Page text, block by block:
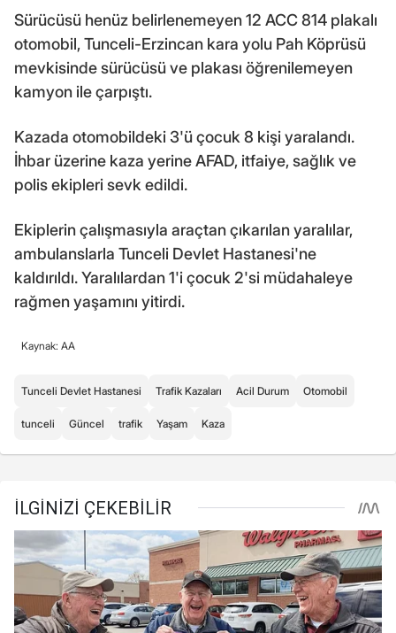
Sürücüsü henüz belirlenemeyen 12 ACC 814 plakalı
otomobil, Tunceli-Erzincan kara yolu Pah Köprüsü
mevkisinde sürücüsü ve plakası öğrenilemeyen
kamyon ile çarpıştı.
Kazada otomobildeki 3'ü çocuk 8 kişi yaralandı.
İhbar üzerine kaza yerine AFAD, itfaiye, sağlık ve
polis ekipleri sevk edildi.
Ekiplerin çalışmasıyla araçtan çıkarılan yaralılar,
ambulanslarla Tunceli Devlet Hastanesi'ne
kaldırıldı. Yaralılardan 1'i çocuk 2'si müdahaleye
rağmen yaşamını yitirdi.
Kaynak: AA
Tunceli Devlet Hastanesi Trafik Kazaları Acil Durum Otomobil
tunceli Güncel trafik Yaşam Kaza